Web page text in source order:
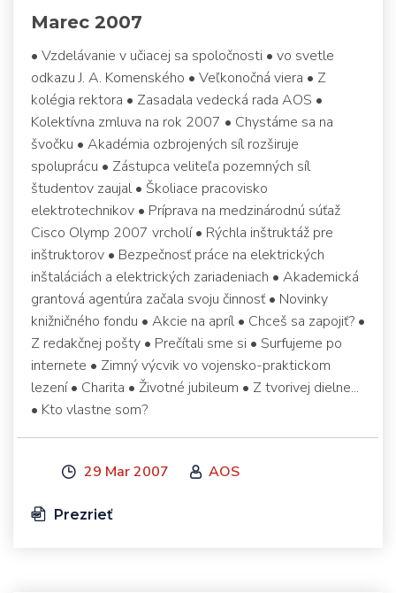
Marec 2007
• Vzdelávanie v učiacej sa spoločnosti • vo svetle
odkazu J. A. Komenského • Veľkonočná viera • Z
kolégia rektora • Zasadala vedecká rada AOS •
Kolektívna zmluva na rok 2007 • Chystáme sa na
švočku • Akadémia ozbrojených síl rozširuje
spoluprácu • Zástupca veliteľa pozemných síl
študentov zaujal • Školiace pracovisko
elektrotechnikov • Príprava na medzinárodnú súťaž
Cisco Olymp 2007 vrcholí • Rýchla inštruktáž pre
inštruktorov • Bezpečnosť práce na elektrických
inštaláciách a elektrických zariadeniach • Akademická
grantová agentúra začala svoju činnosť • Novinky
knižničného fondu • Akcie na apríl • Chceš sa zapojiť? •
Z redakčnej pošty • Prečítali sme si • Surfujeme po
internete • Zimný výcvik vo vojensko-praktickom
lezení • Charita • Životné jubileum • Z tvorivej dielne...
• Kto vlastne som?
29 Mar 2007 AOS
Prezrieť